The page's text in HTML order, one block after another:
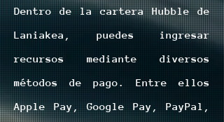
Dentro de la cartera Hubble de
Laniakea, puedes ingresar
recursos mediante diversos
métodos de pago. Entre ellos
Apple Pay, Google Pay, PayPal,